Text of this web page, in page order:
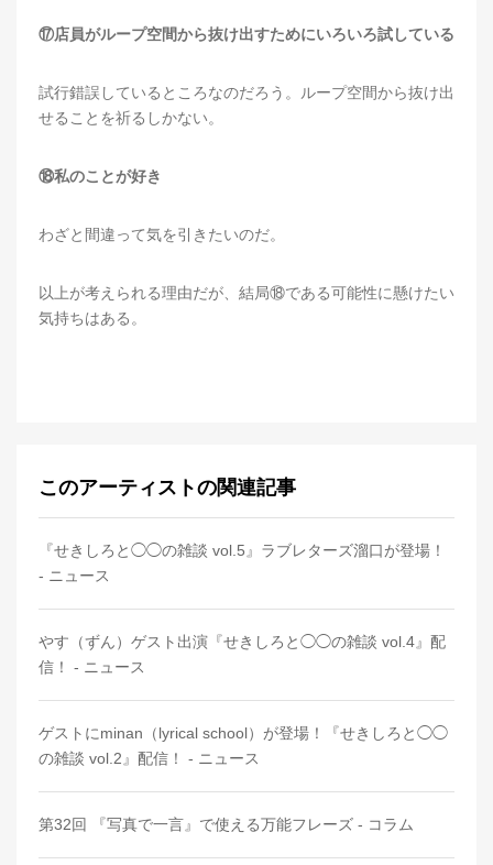
⑰店員がループ空間から抜け出すためにいろいろ試している
試行錯誤しているところなのだろう。ループ空間から抜け出
せることを祈るしかない。
⑱私のことが好き
わざと間違って気を引きたいのだ。
以上が考えられる理由だが、結局⑱である可能性に懸けたい
気持ちはある。
このアーティストの関連記事
『せきしろと◯◯の雑談 vol.5』ラブレターズ溜口が登場！
- ニュース
やす（ずん）ゲスト出演『せきしろと◯◯の雑談 vol.4』配
信！ - ニュース
ゲストにminan（lyrical school）が登場！『せきしろと◯◯
の雑談 vol.2』配信！ - ニュース
第32回 『写真で一言』で使える万能フレーズ - コラム